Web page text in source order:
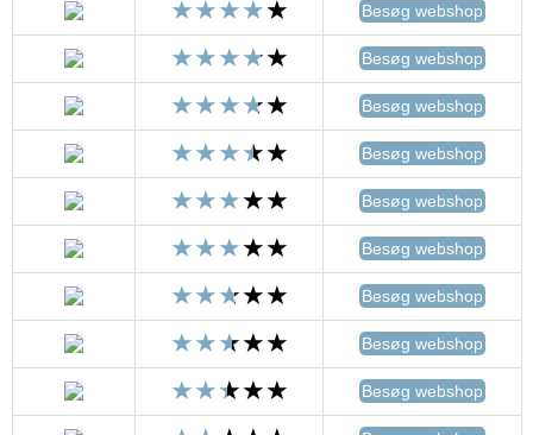
Besøg webshop
Besøg webshop
Besøg webshop
Besøg webshop
Besøg webshop
Besøg webshop
Besøg webshop
Besøg webshop
Besøg webshop